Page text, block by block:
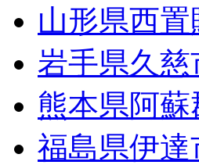
山形県西
岩手県久
熊本県阿
福島県伊